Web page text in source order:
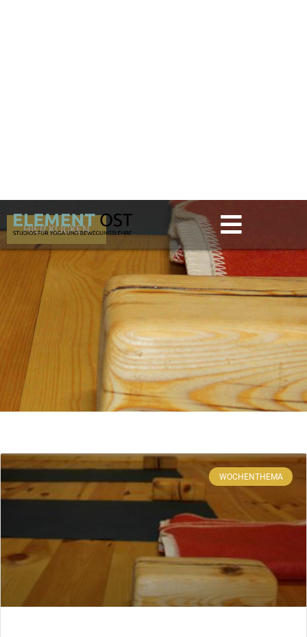
Yogaphilosophie.
HIER KLICKEN
WOCHENTHEMA